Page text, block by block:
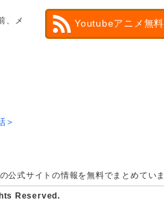
、メ
＞
Youtubeアニメ無
式サイトの情報を無料でまとめていま
Reserved.